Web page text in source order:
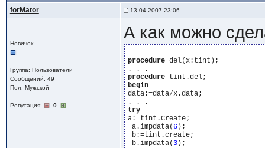
forMator 13.04.2007 23:06
Новичок
Группа: Пользователи
Сообщений: 49
Пол: Мужской
Репутация: 0
А как можно
procedure del(x:tint);
procedure
begin
data:=data/x.data;
try
a:=tint.Create;
a.impdata( 6);
b:=tint.create;
b.impdata( 3);